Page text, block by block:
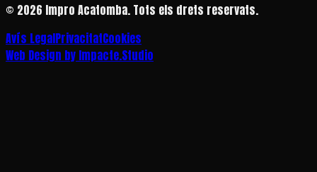
© 2026 Impro Acatomba. Tots els drets reservats.
Avís LegalPrivacitatCookies
Web Design by Impacte.Studio